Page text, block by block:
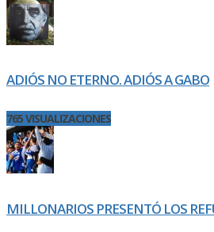
ADIÓS NO ETERNO. ADIÓS A GABO
765 VISUALIZACIONES
MILLONARIOS PRESENTÓ LOS